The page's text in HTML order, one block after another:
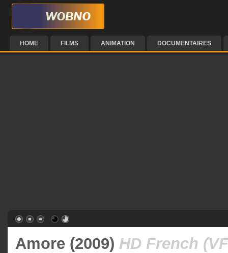
HOME FILMS ANIMATION DOCUMENTAIRES
Amore (2009) HD French